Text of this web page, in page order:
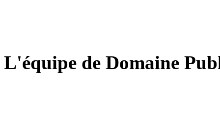
L'équipe de Domaine